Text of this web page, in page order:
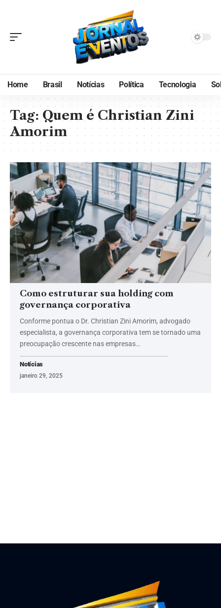
Home Brasil Notícias Política Tecnologia
Tag:Quem é Christian Zini
Amorim
Como estruturar sua holding com
governança corporativa
Conforme pontua o Dr. Christian Zini Amorim, advogado
especialista, a governança corporativa tem se tornado uma
preocupação crescente nas empresas…
Notícias
janeiro 29, 2025